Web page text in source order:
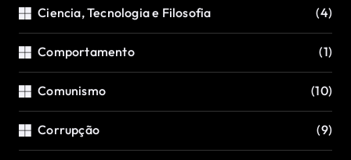
Ciencia, Tecnologia e Filosofia (4)
Comportamento (1)
Comunismo (10)
Corrupção (9)